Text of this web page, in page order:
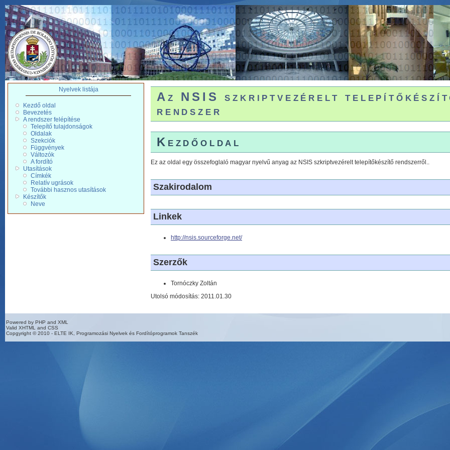
Nyelvek listája
Kezdő oldal
Bevezetés
A rendszer felépítése
Telepítő tulajdonságok
Oldalak
Szekciók
Függvények
Változók
A fordító
Utasítások
Címkék
Relatív ugrások
További hasznos utasítások
Készítők
Neve
Az NSIS szkriptvezérelt
rendszer
Kezdőoldal
Ez az oldal egy összefoglaló magyar nyelvű anyag az NSIS szkriptvezérelt telepítőkészítő rendszerről..
Szakirodalom
Linkek
http://nsis.sourceforge.net/
Szerzők
Tornóczky Zoltán
Utolsó módosítás: 2011.01.30
Powered by PHP and XML
Valid XHTML and CSS
Copgyright © 2010 - ELTE IK, Programozási Nyelvek és Fordítóprogramok Tanszék